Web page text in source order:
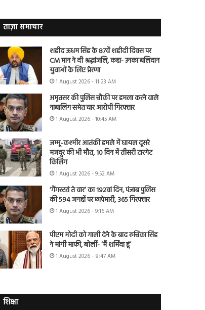
ताज़ा समाचार
शहीद ऊधम सिंह के 87वें शहीदी दिवस पर
CM मान ने दी श्रद्धांजलि, कहा- उनका बलिदान
युवाओं के लिए प्रेरणा
1 August 2026 - 11:23 AM
अमृतसर की पुलिस चौकी पर हमला करने वाले
नाबालिग समेत चार आरोपी गिरफ्तार
1 August 2026 - 10:45 AM
जम्मू-कश्मीर आतंकी हमले में घायल दूसरे
मजदूर की भी मौत, 10 दिन में तीसरी टारगेट
किलिंग
1 August 2026 - 9:52 AM
‘गैंगस्टरां ते वार’ का 192वां दिन, पंजाब पुलिस
की 594 जगहों पर छापेमारी, 365 गिरफ्तार
1 August 2026 - 9:16 AM
पीएम मोदी को गाली देने के बाद रुचिका सिंह
ने मांगी माफी, बोलीं- ‘मैं शर्मिंदा हूं’
1 August 2026 - 8:47 AM
शिक्षा